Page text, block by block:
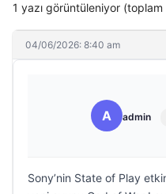
1 yazı görüntüleniyor (toplam
04/06/2026: 8:40 am
A admin
Sony’nin State of Play